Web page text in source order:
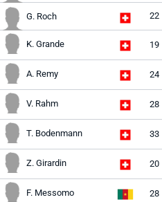
G. Roch 22
K. Grande 19
A. Remy 24
V. Rahm 28
T. Bodenmann 33
Z. Girardin 20
F. Messomo 28